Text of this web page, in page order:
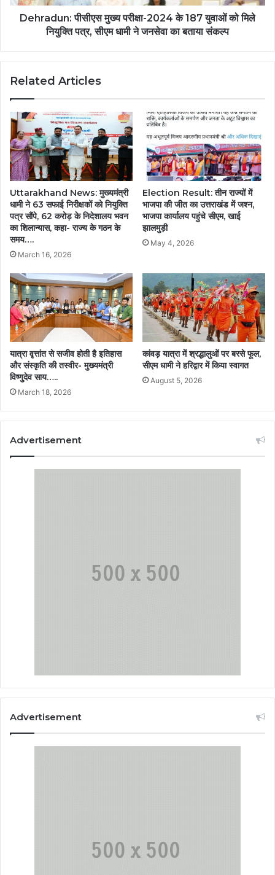
Dehradun: पीसीएस मुख्य परीक्षा-2024 के 187 युवाओं को मिले
नियुक्ति पत्र, सीएम धामी ने जनसेवा का बताया संकल्प
Related Articles
Uttarakhand News: मुख्यमंत्री
धामी ने 63 सफाई निरीक्षकों को नियुक्ति
पत्र सौंपे, 62 करोड़ के निदेशालय भवन
का शिलान्यास, कहा- राज्य के गठन के
समय….
March 16, 2026
Election Result: तीन राज्यों में
भाजपा की जीत का उत्तराखंड में जश्न,
भाजपा कार्यालय पहुंचे सीएम, खाई
झालमुड़ी
May 4, 2026
यात्रा वृत्तांत से सजीव होती है इतिहास
और संस्कृति की तस्वीर- मुख्यमंत्री
विष्णुदेव साय…..
March 18, 2026
कांवड़ यात्रा में श्रद्धालुओं पर बरसे फूल,
सीएम धामी ने हरिद्वार में किया स्वागत
August 5, 2026
Advertisement
Advertisement